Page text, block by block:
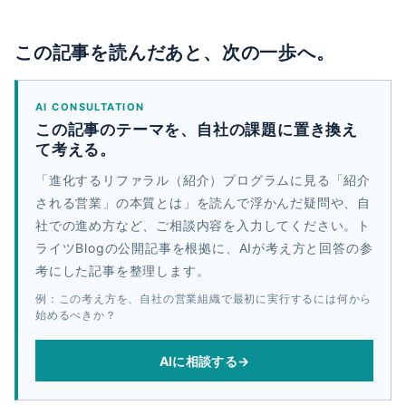
この記事を読んだあと、次の一歩へ。
AI CONSULTATION
この記事のテーマを、自社の課題に置き換え
て考える。
「進化するリファラル（紹介）プログラムに見る「紹介
される営業」の本質とは」を読んで浮かんだ疑問や、自
社での進め方など、ご相談内容を入力してください。ト
ライツBlogの公開記事を根拠に、AIが考え方と回答の参
考にした記事を整理します。
例：この考え方を、自社の営業組織で最初に実行するには何から
始めるべきか？
AIに相談する→